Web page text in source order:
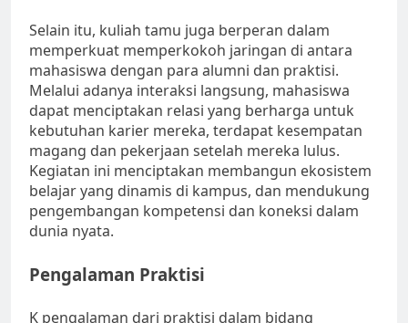
Selain itu, kuliah tamu juga berperan dalam
memperkuat memperkokoh jaringan di antara
mahasiswa dengan para alumni dan praktisi.
Melalui adanya interaksi langsung, mahasiswa
dapat menciptakan relasi yang berharga untuk
kebutuhan karier mereka, terdapat kesempatan
magang dan pekerjaan setelah mereka lulus.
Kegiatan ini menciptakan membangun ekosistem
belajar yang dinamis di kampus, dan mendukung
pengembangan kompetensi dan koneksi dalam
dunia nyata.
Pengalaman Praktisi
K pengalaman dari praktisi dalam bidang